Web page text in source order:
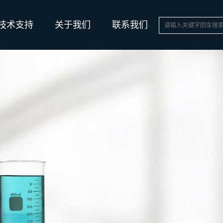
术支持 关于我们 联系我们